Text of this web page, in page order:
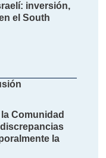
inversión,
el South
Comunidad
la